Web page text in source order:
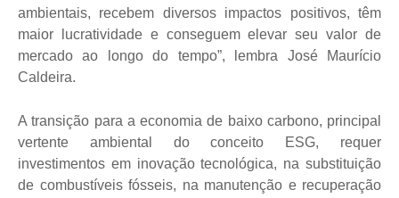
ambientais, recebem diversos impactos positivos, têm
maior lucratividade e conseguem elevar seu valor de
mercado ao longo do tempo”, lembra José Maurício
Caldeira.
A transição para a economia de baixo carbono, principal
vertente ambiental do conceito ESG, requer
investimentos em inovação tecnológica, na substituição
de combustíveis fósseis, na manutenção e recuperação